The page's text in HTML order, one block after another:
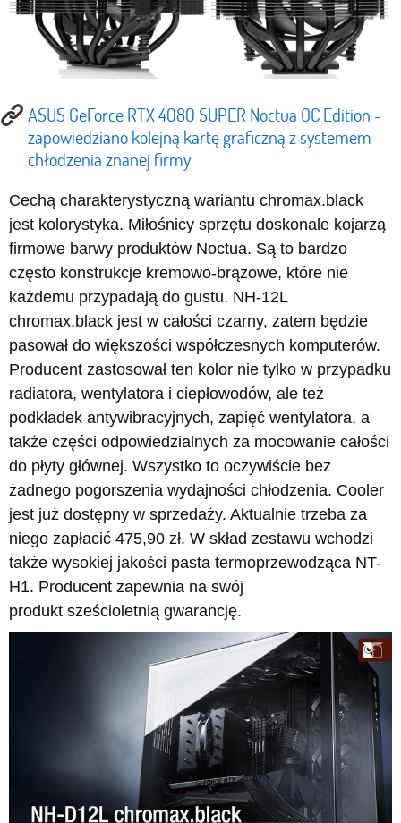
ASUS GeForce RTX 4080 SUPER Noctua OC Edition -
zapowiedziano kolejną kartę graficzną z systemem
chłodzenia znanej firmy
Cechą charakterystyczną wariantu chromax.black
jest kolorystyka. Miłośnicy sprzętu doskonale kojarzą
firmowe barwy produktów Noctua. Są to bardzo
często konstrukcje kremowo-brązowe, które nie
każdemu przypadają do gustu. NH-12L
chromax.black jest w całości czarny, zatem będzie
pasował do większości współczesnych komputerów.
Producent zastosował ten kolor nie tylko w przypadku
radiatora, wentylatora i ciepłowodów, ale też
podkładek antywibracyjnych, zapięć wentylatora, a
także części odpowiedzialnych za mocowanie całości
do płyty głównej. Wszystko to oczywiście bez
żadnego pogorszenia wydajności chłodzenia. Cooler
jest już dostępny w sprzedaży. Aktualnie trzeba za
niego zapłacić 475,90 zł. W skład zestawu wchodzi
także wysokiej jakości pasta termoprzewodząca NT-
H1. Producent zapewnia na swój
produkt sześcioletnią gwarancję.